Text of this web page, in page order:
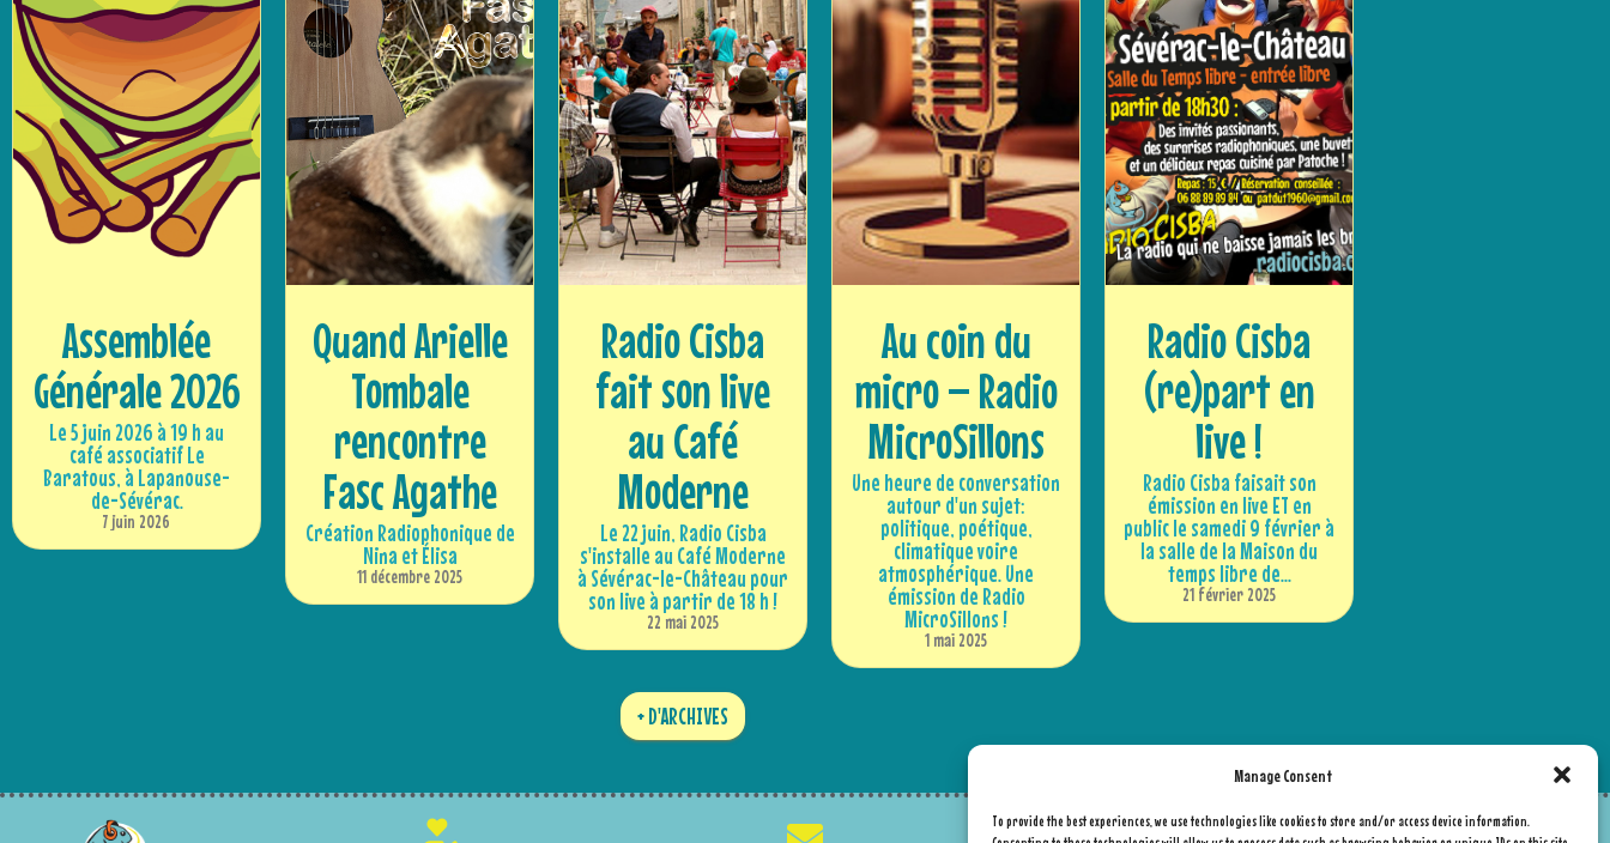
Manage Consent
To provide the best experiences, we use technologies like cookies to store and/or access device information.
Assemblée
Générale 2026
Le 5 juin 2026 à 19 h au
café associatif Le
Baratous, à Lapanouse-
de-Sévérac.
7 juin 2026
Quand Arielle
Tombale
rencontre
Fasc Agathe
Création Radiophonique de
Nina et Élisa
11 décembre 2025
Radio Cisba
fait son live
au Café
Moderne
Le 22 juin, Radio Cisba
s'installe au Café Moderne
à Sévérac-le-Château pour
son live à partir de 18 h !
22 mai 2025
Au coin du
micro – Radio
MicroSillons
Une heure de conversation
autour d'un sujet:
politique, poétique,
climatique voire
atmosphérique. Une
émission de Radio
MicroSillons !
1 mai 2025
Radio Cisba
(re)part en
live !
Radio Cisba faisait son
émission en live ET en
public le samedi 9 février à
la salle de la Maison du
temps libre de...
21 février 2025
+ D'ARCHIVES